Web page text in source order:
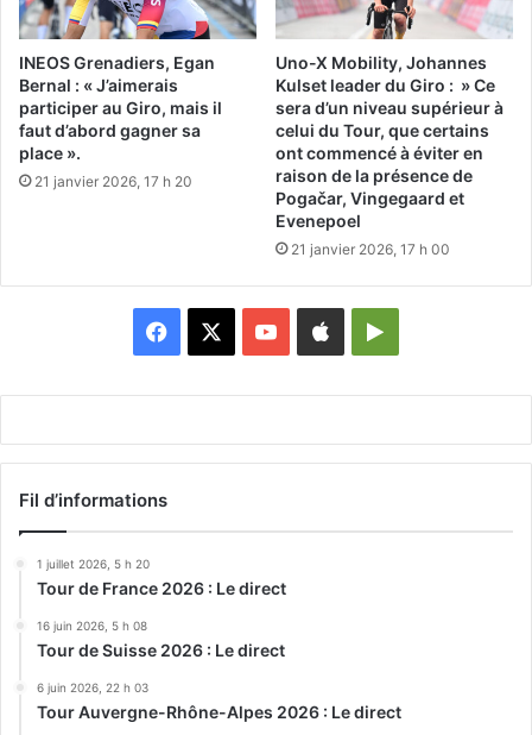
INEOS Grenadiers, Egan
Bernal : « J’aimerais
participer au Giro, mais il
faut d’abord gagner sa
place ».
21 janvier 2026, 17 h 20
Uno-X Mobility, Johannes
Kulset leader du Giro : » Ce
sera d’un niveau supérieur à
celui du Tour, que certains
ont commencé à éviter en
raison de la présence de
Pogačar, Vingegaard et
Evenepoel
21 janvier 2026, 17 h 00
Facebook YouTubeAppleGoogle
Fil d’informations
1 juillet 2026, 5 h 20
Tour de France 2026 : Le direct
16 juin 2026, 5 h 08
Tour de Suisse 2026 : Le direct
6 juin 2026, 22 h 03
Tour Auvergne-Rhône-Alpes 2026 : Le direct